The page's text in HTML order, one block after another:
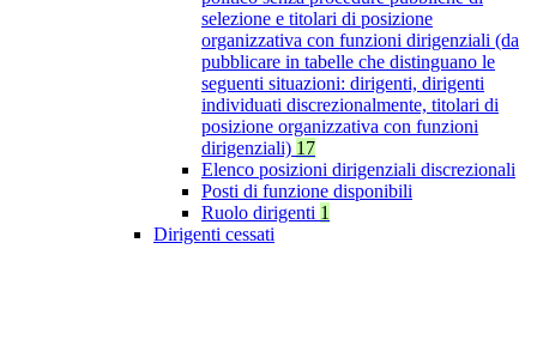
selezione e titolari di posizione
organizzativa con funzioni dirigenziali (da
pubblicare in tabelle che distinguano le
seguenti situazioni: dirigenti, dirigenti
individuati discrezionalmente, titolari di
posizione organizzativa con funzioni
dirigenziali) 17
Elenco posizioni dirigenziali discrezionali
Posti di funzione disponibili
Ruolo dirigenti 1
Dirigenti cessati